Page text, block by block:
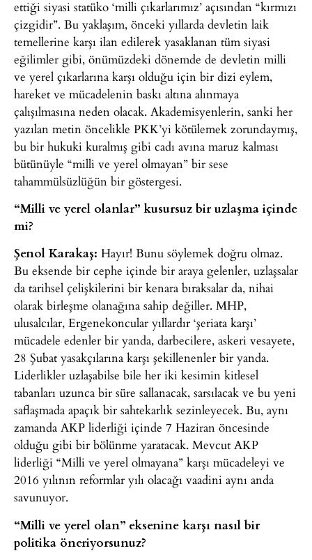
ettiği siyasi statüko ‘milli çıkarlarımız’ açısından “kırmızı
çizgidir”. Bu yaklaşım, önceki yıllarda devletin laik
temellerine karşı ilan edilerek yasaklanan tüm siyasi
eğilimler gibi, önümüzdeki dönemde de devletin milli
ve yerel çıkarlarına karşı olduğu için bir dizi eylem,
hareket ve mücadelenin baskı altına alınmaya
çalışılmasına neden olacak. Akademisyenlerin, sanki her
yazılan metin öncelikle PKK’yi kötülemek zorundaymış,
bu bir hukuki kuralmış gibi cadı avına maruz kalması
bütünüyle “milli ve yerel olmayan” bir sese
tahammülsüzlüğün bir göstergesi.
“Milli ve yerel olanlar” kusursuz bir uzlaşma içinde
mi?
Şenol Karakaş: Hayır! Bunu söylemek doğru olmaz.
Bu eksende bir cephe içinde bir araya gelenler, uzlaşsalar
da tarihsel çelişkilerini bir kenara bıraksalar da, nihai
olarak birleşme olanağına sahip değiller. MHP,
ulusalcılar, Ergenekoncular yıllardır ‘şeriata karşı’
mücadele edenler bir yanda, darbecilere, askeri vesayete,
28 Şubat yasakçılarına karşı şekillenenler bir yanda.
Liderlikler uzlaşabilse bile her iki kesimin kitlesel
tabanları uzunca bir süre sallanacak, sarsılacak ve bu yeni
saflaşmada apaçık bir sahtekarlık sezinleyecek. Bu, aynı
zamanda AKP liderliği içinde 7 Haziran öncesinde
olduğu gibi bir bölünme yaratacak. Mevcut AKP
liderliği “Milli ve yerel olmayana” karşı mücadeleyi ve
2016 yılının reformlar yılı olacağı vaadini aynı anda
savunuyor.
“Milli ve yerel olan” eksenine karşı nasıl bir
politika öneriyorsunuz?